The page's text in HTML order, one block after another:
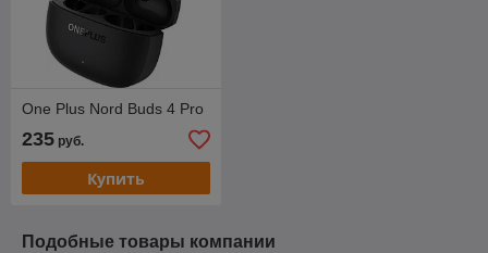
One Plus Nord Buds 4 Pro
235 руб.
Купить
Подобные товары компании